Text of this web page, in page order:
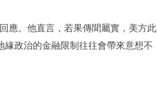
應。他直言，若果傳聞屬實，美方此
政治的金融限制往往會帶來意想不